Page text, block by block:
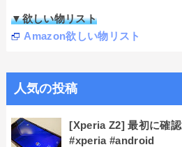
▼欲しい物リスト
Amazon欲しい物リスト
人気の投稿
[Xperia Z2] 最初に確
#xperia #android